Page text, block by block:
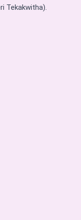
Tekakwitha).